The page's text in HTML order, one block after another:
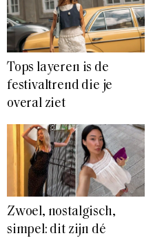
Tops layeren is de
festivaltrend die je
overal ziet
Zwoel, nostalgisch,
simpel: dit zijn dé